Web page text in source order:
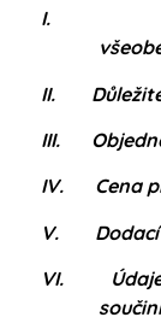
I.
II.
III.
IV.
Cena
V.
VI.